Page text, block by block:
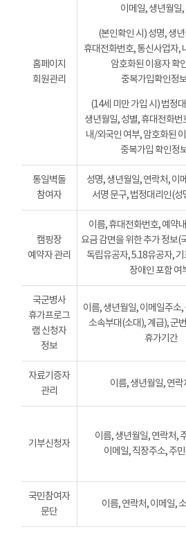
홈페이지
회원관리
이메일, 생년월일,
(본인확인 시) 성명, 생
휴대전화번호, 통신사업자,
암호화된 이용자 확
중복가입확인정
(14세 미만 가입 시) 법정
생년월일, 성별, 휴대전화번
내/외국인 여부, 암호화된
중복가입 확인정
통일벽돌
참여자
성명, 생년월일, 연락처, 이
서명 문구, 법정대리인(성
캠핑장
예약자 관리
이름, 휴대전화번호, 예약
요금 감면을 위한 추가 정보(
독립유공자, 5.18유공자,
장애인 포함 여
국군병사
휴가프로그
램 신청자
정보
이름, 생년월일, 이메일주소
소속부대(소대), 계급), 군
휴가기간
자료기증자
관리
이름, 생년월일, 연락
기부신청자
이름, 생년월일, 연락처,
이메일, 직장주소, 주
국민참여자
문단
이름, 연락처, 이메일,